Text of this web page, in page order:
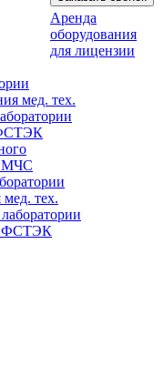
Аренда
оборудования
для лицензии
мед. тех.
ФСТЭК
МЧС
тех.
ФСТЭК